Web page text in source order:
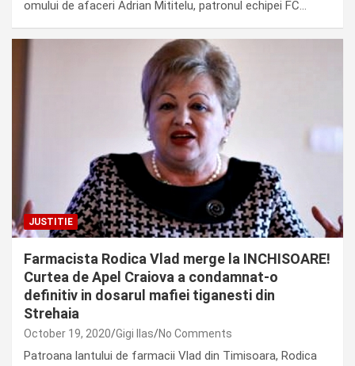
omului de afaceri Adrian Mititelu, patronul echipei FC…
JUSTITIE
Farmacista Rodica Vlad merge la INCHISOARE!
Curtea de Apel Craiova a condamnat-o
definitiv in dosarul mafiei tiganesti din
Strehaia
October 19, 2020 Gigi Ilas No Comments
Patroana lantului de farmacii Vlad din Timisoara, Rodica